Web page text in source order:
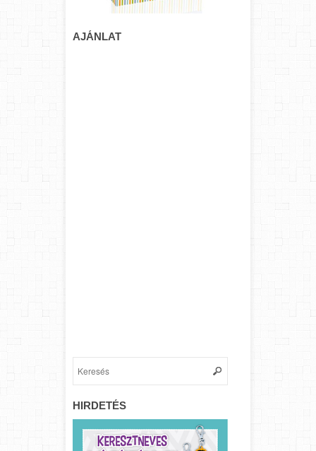
AJÁNLAT
HIRDETÉS